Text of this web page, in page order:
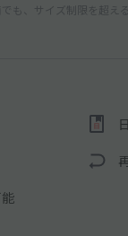
も、サイズ制限を超え